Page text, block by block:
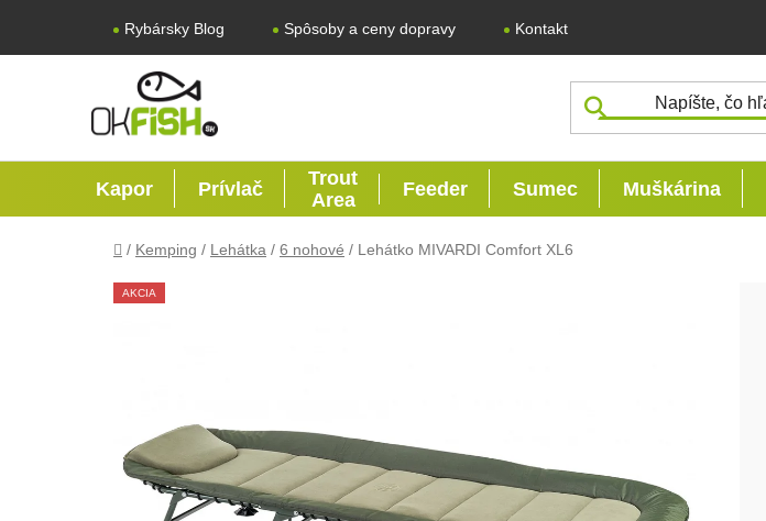
Rybársky Blog Spôsoby a ceny dopravy Kontakt
Kapor Prívlač
Trout
Area
Feeder Sumec Muškárina
Domov
/ Kemping / Lehátka / 6 nohové / Lehátko MIVARDI Comfort XL6
AKCIA